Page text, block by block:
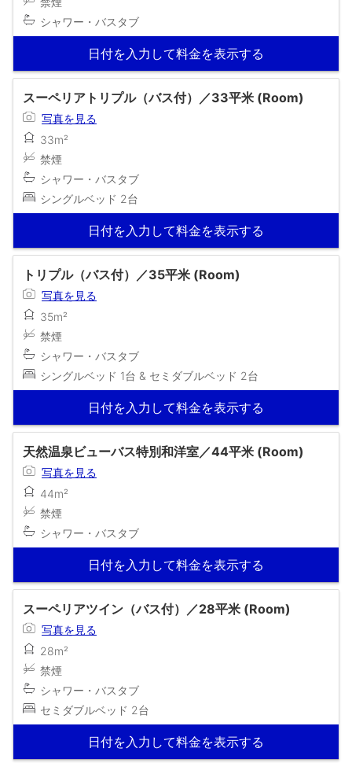
シャワー・バスタブ
日付を入力して料金を表示する
スーペリアトリプル（バス付）／33平米 (Room)
写真を見る
33m²
禁煙
シャワー・バスタブ
シングルベッド 2台
日付を入力して料金を表示する
トリプル（バス付）／35平米 (Room)
写真を見る
35m²
禁煙
シャワー・バスタブ
シングルベッド 1台 & セミダブルベッド 2台
日付を入力して料金を表示する
天然温泉ビューバス特別和洋室／44平米 (Room)
写真を見る
44m²
禁煙
シャワー・バスタブ
日付を入力して料金を表示する
スーペリアツイン（バス付）／28平米 (Room)
写真を見る
28m²
禁煙
シャワー・バスタブ
セミダブルベッド 2台
日付を入力して料金を表示する